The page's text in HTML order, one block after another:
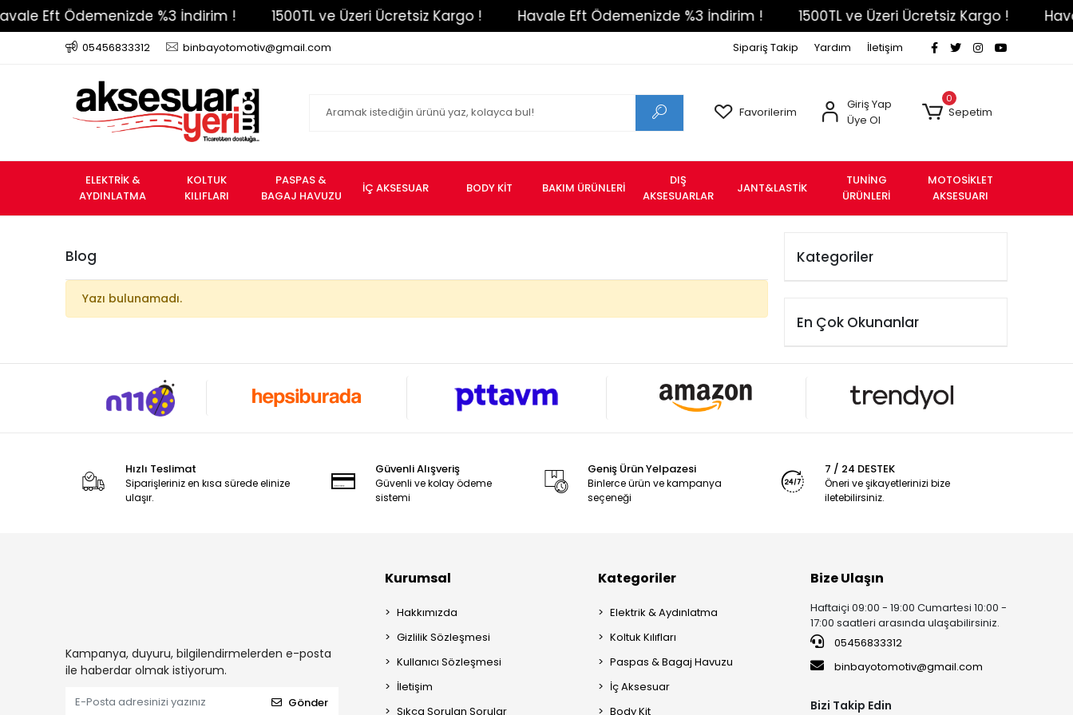
Eft Ödemenizde %3 İndirim ! 1500TL ve Üzeri Ücretsiz Kargo ! Havale Eft Ödemenizde %3 İndirim ! 1500TL ve Üzeri Ücretsiz Kargo !
05456833312 binbayotomotiv@gmail.com Sipariş Takip Yardım İletişim
Favorilerim
Giriş Yap
Üye Ol
0
Sepetim
ELEKTRİK &
AYDINLATMA
KOLTUK
KILIFLARI
PASPAS &
BAGAJ HAVUZU
İÇ AKSESUAR BODY KİT BAKIM ÜRÜNLERİ
DIŞ
AKSESUARLAR
JANT&LASTİK
TUNİNG
ÜRÜNLERİ
MOTOSİKLET
AKSESUARI
Blog
Yazı bulunamadı.
Kategoriler
En Çok Okunanlar
Hızlı Teslimat
Siparişleriniz en kısa sürede elinize
ulaşır.
Güvenli Alışveriş
Güvenli ve kolay ödeme
sistemi
Geniş Ürün Yelpazesi
Binlerce ürün ve kampanya
seçeneği
7 / 24 DESTEK
Öneri ve şikayetlerinizi bize
iletebilirsiniz.
Kampanya, duyuru, bilgilendirmelerden e-posta
ile haberdar olmak istiyorum.
Gönder
Kurumsal
Hakkımızda
Gizlilik Sözleşmesi
Kullanıcı Sözleşmesi
İletişim
Sıkça Sorulan Sorular
Kategoriler
Elektrik & Aydınlatma
Koltuk Kılıfları
Paspas & Bagaj Havuzu
İç Aksesuar
Body Kit
Bize Ulaşın
Haftaiçi 09:00 - 19:00 Cumartesi 10:00 -
17:00 saatleri arasında ulaşabilirsiniz.
05456833312
binbayotomotiv@gmail.com
Bizi Takip Edin